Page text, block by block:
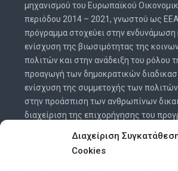
Διαχείριση
Cookies
μηχανισμού του Ευρωπαϊκού
περιόδου 2014 – 2021, γνωστού ως
πρόγραμμα στοχεύει στην ενδυνάμωση
ενίσχυση της βιωσιμότητας της
πολιτών και στην ανάδειξη του ρόλου
προαγωγή των δημοκρατικών
ενίσχυση της συμμετοχής των πολιτών
στην προάσπιση των ανθρωπίνων
διαχείριση της επιχορήγησης του
το Ίδρυμα Μποδοσάκη και το
περισσότερα εδώ: